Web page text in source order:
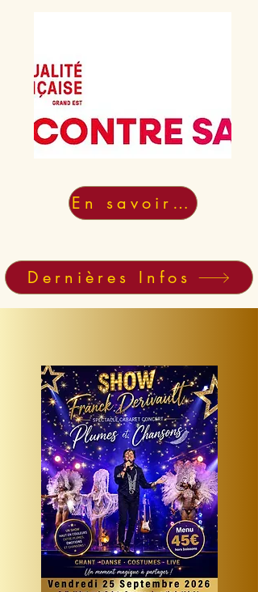
En savoir +
Dernières Infos